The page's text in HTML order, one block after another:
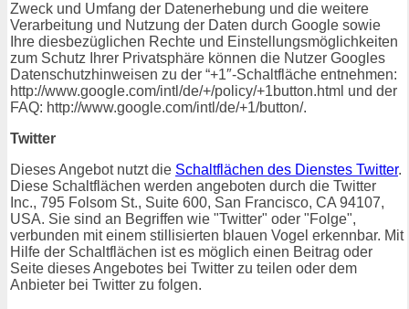
Zweck und Umfang der Datenerhebung und die weitere
Verarbeitung und Nutzung der Daten durch Google sowie
Ihre diesbezüglichen Rechte und Einstellungsmöglichkeiten
zum Schutz Ihrer Privatsphäre können die Nutzer Googles
Datenschutzhinweisen zu der “+1″-Schaltfläche entnehmen:
http://www.google.com/intl/de/+/policy/+1button.html und der
FAQ: http://www.google.com/intl/de/+1/button/.
Twitter
Dieses Angebot nutzt die Schaltflächen des Dienstes Twitter.
Diese Schaltflächen werden angeboten durch die Twitter
Inc., 795 Folsom St., Suite 600, San Francisco, CA 94107,
USA. Sie sind an Begriffen wie "Twitter" oder "Folge",
verbunden mit einem stillisierten blauen Vogel erkennbar. Mit
Hilfe der Schaltflächen ist es möglich einen Beitrag oder
Seite dieses Angebotes bei Twitter zu teilen oder dem
Anbieter bei Twitter zu folgen.